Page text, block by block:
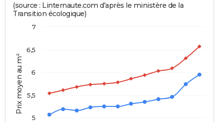
Prix moyen au m²
(source : Linternaute.com d'après le ministère de la
Transition écologique)
5
5,5
6
6,5
7